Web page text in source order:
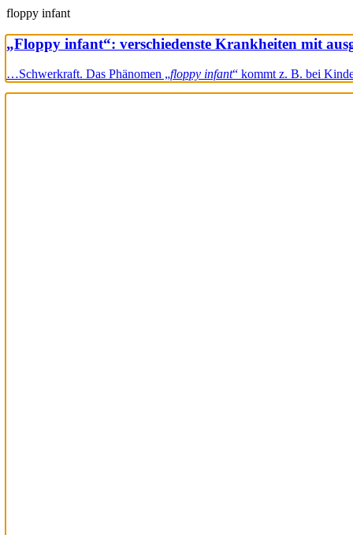
floppy infant
„Floppy infant“: verschiedenste Krankheiten mit
…Schwerkraft. Das Phänomen „floppy infant“ kommt z. B. bei